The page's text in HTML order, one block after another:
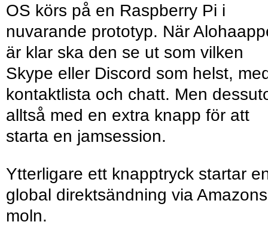
OS körs på en Raspberry Pi i
nuvarande prototyp. När
är klar ska den se ut som vilken
Skype eller Discord som helst,
kontaktlista och chatt. Men
alltså med en extra knapp för att
starta en jamsession.
Ytterligare ett knapptryck startar
global direktsändning via Amazons
moln.